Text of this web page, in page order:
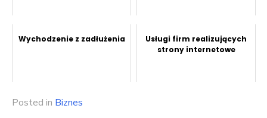
Wychodzenie z zadłużenia
Usługi firm realizujących
strony internetowe
Posted in Biznes